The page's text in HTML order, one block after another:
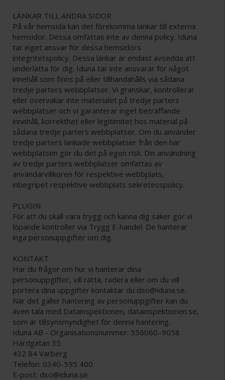
LÄNKAR TILL ANDRA SIDOR
På vår hemsida kan det förekomma länkar till externa
hemsidor. Dessa omfattas inte av denna policy. Iduna
tar inget ansvar för dessa hemsidors
integritetspolicy. Dessa länkar är endast avsedda att
underlätta för dig. Iduna tar inte ansvarar för något
innehåll som finns på eller tillhandahålls via sådana
tredje parters webbplatser. Vi granskar, kontrollerar
eller övervakar inte materialet på tredje parters
webbplatser och vi garanterar inget beträffande
innehåll, korrekthet eller legitimitet hos material på
sådana tredje parters webbplatser. Om du använder
tredje parters länkade webbplatser från den här
webbplatsen gör du det på egen risk. Din användning
av tredje parters webbplatser omfattas av
användarvillkoren för respektive webbplats,
inbegripet respektive webbplats sekretesspolicy.
PLUGIN
För att du skall vara trygg och känna dig säker gör vi
löpande kontroller via Trygg E-handel. De hanterar
inga personuppgifter om dig.
KONTAKT
Har du frågor om hur vi hanterar dina
personuppgifter, vill rätta, radera eller om du vill
portera dina uppgifter kontaktar du dso@iduna.se.
När det gäller hantering av personuppgifter kan du
även tala med Datainspektionen, datainspektionen.se,
som är tillsynsmyndighet för denna hantering.
Iduna AB - Organisationsnummer: 556060–9058
Härdgatan 35
432 84 Varberg
Telefon: 0340-595 400
E-post: dso@iduna.se